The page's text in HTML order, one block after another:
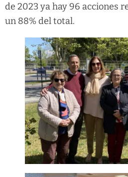
de 2023 ya hay 96 acciones
un 88% del total.